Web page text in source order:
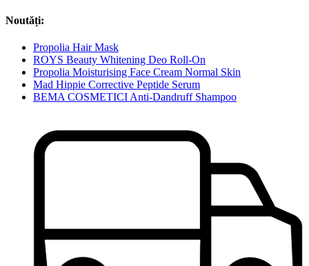
Noutăți:
Propolia Hair Mask
ROYS Beauty Whitening Deo Roll-On
Propolia Moisturising Face Cream Normal Skin
Mad Hippie Corrective Peptide Serum
BEMA COSMETICI Anti-Dandruff Shampoo